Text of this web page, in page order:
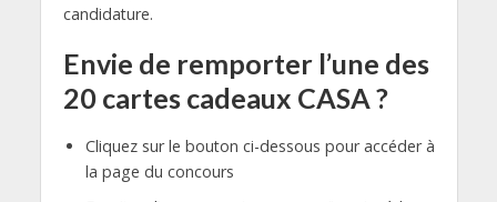
candidature.
Envie de remporter l’une des
20 cartes cadeaux CASA ?
Cliquez sur le bouton ci-dessous pour accéder à
la page du concours